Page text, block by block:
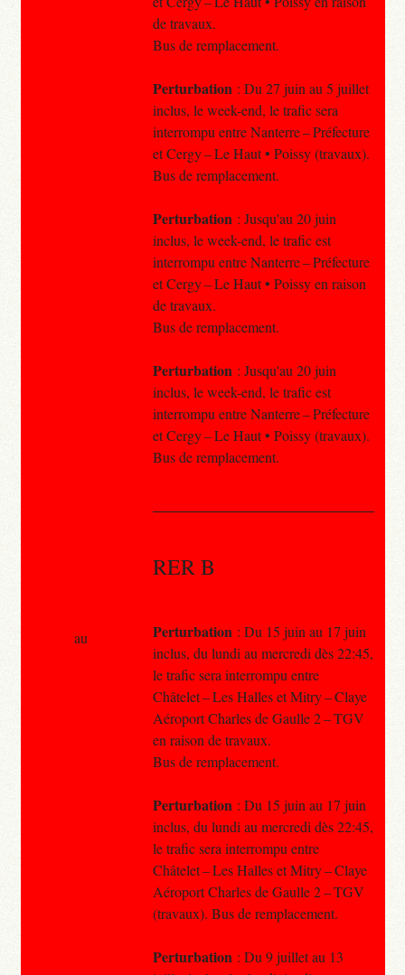
de travaux.
Bus de remplacement.
Perturbation : Du 27 juin au 5 juillet
inclus, le week-end, le trafic sera
interrompu entre Nanterre – Préfecture
et Cergy – Le Haut • Poissy (travaux).
Bus de remplacement.
Perturbation : Jusqu'au 20 juin
inclus, le week-end, le trafic est
interrompu entre Nanterre – Préfecture
et Cergy – Le Haut • Poissy en raison
de travaux.
Bus de remplacement.
Perturbation : Jusqu'au 20 juin
inclus, le week-end, le trafic est
interrompu entre Nanterre – Préfecture
et Cergy – Le Haut • Poissy (travaux).
Bus de remplacement.
RER B
Perturbation : Du 15 juin au 17 juin
inclus, du lundi au mercredi dès 22:45,
le trafic sera interrompu entre
Châtelet – Les Halles et Mitry – Claye
Aéroport Charles de Gaulle 2 – TGV
en raison de travaux.
Bus de remplacement.
Perturbation : Du 15 juin au 17 juin
inclus, du lundi au mercredi dès 22:45,
le trafic sera interrompu entre
Châtelet – Les Halles et Mitry – Claye
Aéroport Charles de Gaulle 2 – TGV
(travaux). Bus de remplacement.
Perturbation : Du 9 juillet au 13
au